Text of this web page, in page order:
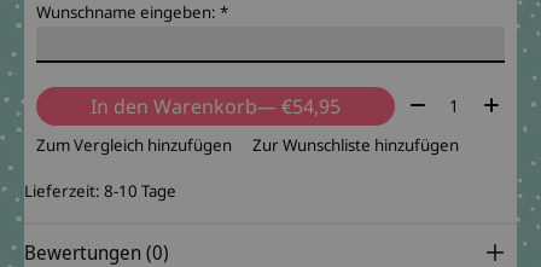
Wunschname eingeben: *
In den Warenkorb — €54,95 Menge:
Zum Vergleich hinzufügen Zur Wunschliste hinzufügen
Lieferzeit: 8-10 Tage
Bewertungen (0)